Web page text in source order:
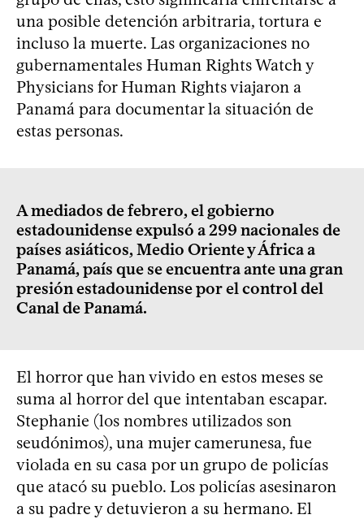
una posible detención arbitraria, tortura e
incluso la muerte. Las organizaciones no
gubernamentales Human Rights Watch y
Physicians for Human Rights viajaron a
Panamá para documentar la situación de
estas personas.
A mediados de febrero, el gobierno
estadounidense expulsó a 299 nacionales de
países asiáticos, Medio Oriente y África a
Panamá, país que se encuentra ante una gran
presión estadounidense por el control del
Canal de Panamá.
El horror que han vivido en estos meses se
suma al horror del que intentaban escapar.
Stephanie (los nombres utilizados son
seudónimos), una mujer camerunesa, fue
violada en su casa por un grupo de policías
que atacó su pueblo. Los policías asesinaron
a su padre y detuvieron a su hermano. El